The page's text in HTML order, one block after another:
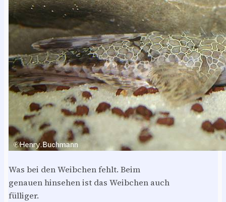
Was bei den Weibchen fehlt. Beim
genauen hinsehen ist das Weibchen auch
fülliger.